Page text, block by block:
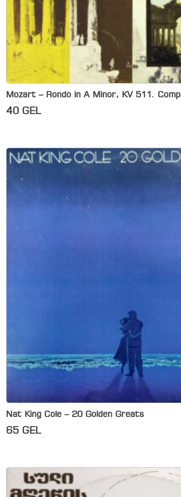
Mozart – Rondo in A Minor, KV 511.
40 GEL
Nat King Cole – 20 Golden Greats
65 GEL